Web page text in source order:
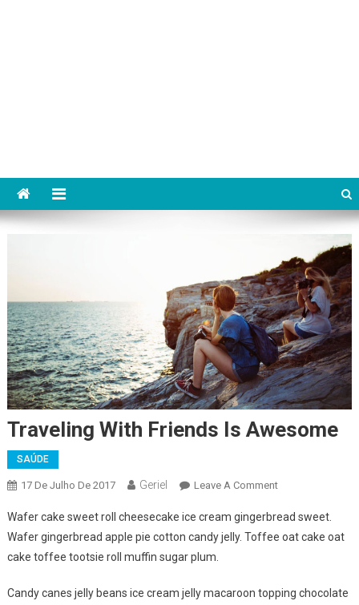
Traveling With Friends Is Awesome
SAÚDE
17 De Julho De 2017 Geriel Leave A CommentOn
With
Friends
Wafer cake sweet roll cheesecake ice cream gingerbread sweet.
Wafer gingerbread apple pie cotton candy jelly. Toffee oat cake oat
cake toffee tootsie roll muffin sugar plum.
Candy canes jelly beans ice cream jelly macaroon topping chocolate